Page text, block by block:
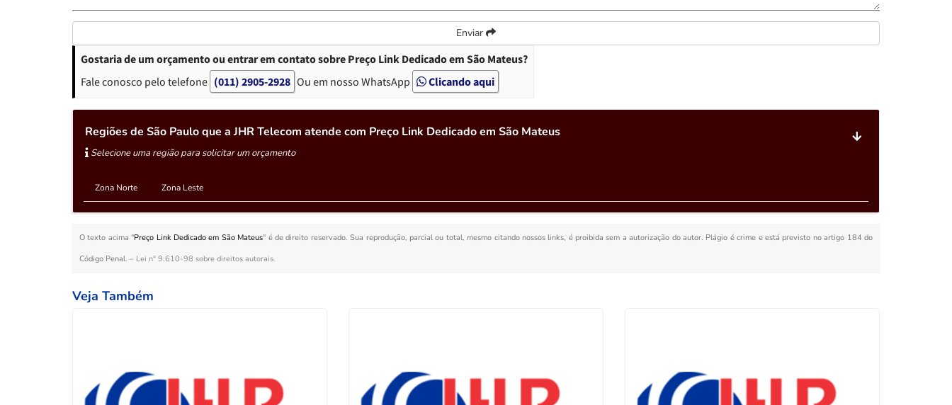
Enviar
Gostaria de um orçamento ou entrar em contato sobre Preço Link Dedicado em São Mateus?
Fale conosco pelo telefone (011) 2905-2928 Ou em nosso WhatsApp Clicando aqui
Regiões de São Paulo que a JHR Telecom atende com Preço Link Dedicado em São Mateus
Selecione uma região para solicitar um orçamento
Zona Norte Zona Leste
O texto acima "Preço Link Dedicado em São Mateus" é de direito reservado. Sua reprodução, parcial ou total, mesmo citando nossos links, é proibida sem a autorização do autor. Plágio é crime e está previsto no artigo 184 do
Código Penal. – Lei n° 9.610-98 sobre direitos autorais.
Veja Também